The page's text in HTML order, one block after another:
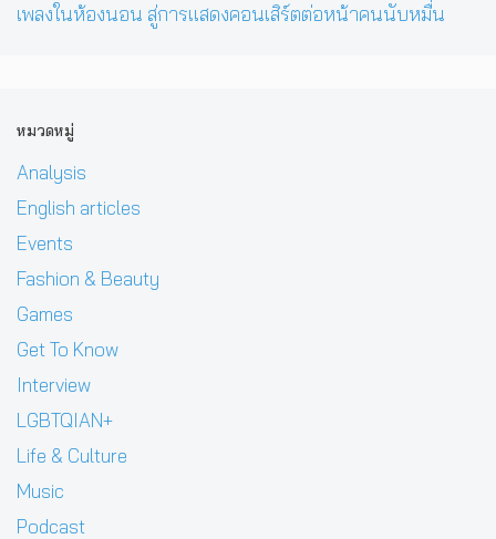
เพลงในห้องนอน สู่การแสดงคอนเสิร์ตต่อหน้าคนนับหมื่น
หมวดหมู่
Analysis
English articles
Events
Fashion & Beauty
Games
Get To Know
Interview
LGBTQIAN+
Life & Culture
Music
Podcast